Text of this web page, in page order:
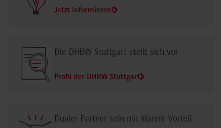
Jetzt informieren!
Die DHBW Stuttgart stellt sich vor
Profil der DHBW Stuttgart
Dualer Partner sein mit klarem Vorteil